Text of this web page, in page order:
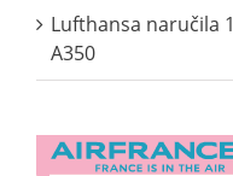
Lufthansa naručila
A350